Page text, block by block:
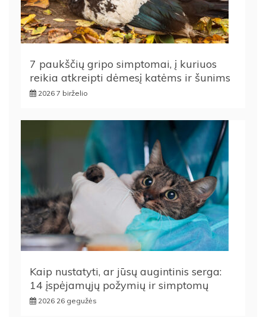
7 paukščių gripo simptomai, į kuriuos
reikia atkreipti dėmesį katėms ir šunims
2026 7 birželio
Kaip nustatyti, ar jūsų augintinis serga:
14 įspėjamųjų požymių ir simptomų
2026 26 gegužės